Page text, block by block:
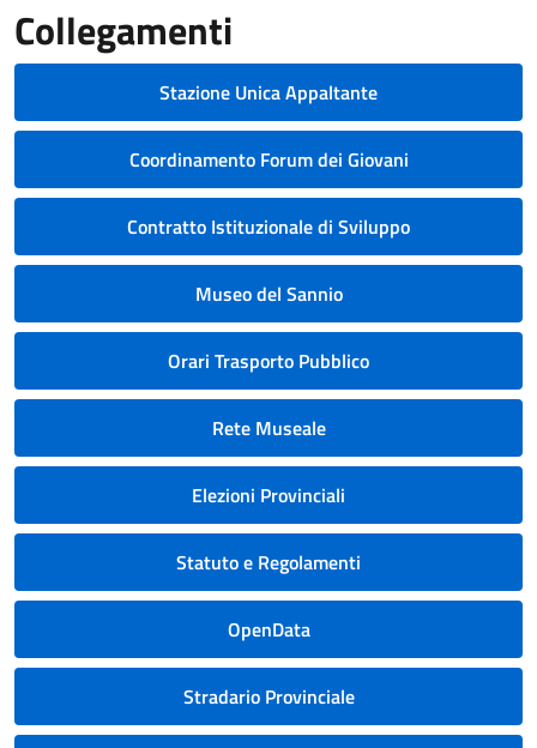
Collegamenti
Stazione Unica Appaltante
Coordinamento Forum dei Giovani
Contratto Istituzionale di Sviluppo
Museo del Sannio
Orari Trasporto Pubblico
Rete Museale
Elezioni Provinciali
Statuto e Regolamenti
OpenData
Stradario Provinciale